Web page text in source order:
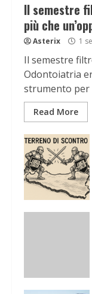
Il semestre
più che
Asterix 1
Il semestre
Odontoiatria
strumento per
Read More